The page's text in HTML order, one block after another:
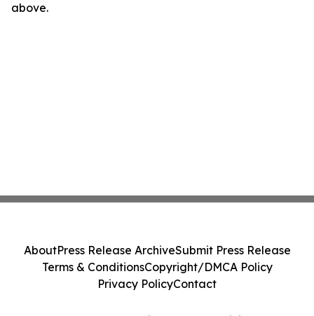
above.
AboutPress Release ArchiveSubmit Press Release
Terms & ConditionsCopyright/DMCA Policy
Privacy PolicyContact